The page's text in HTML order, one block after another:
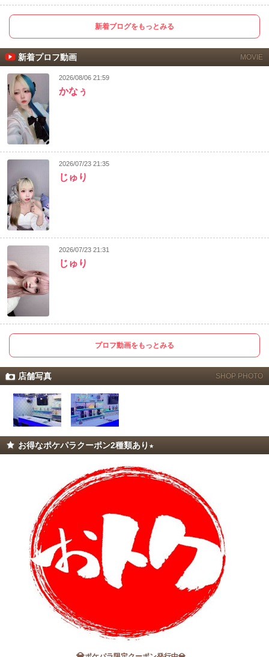
新着ブログをもっとみる
新着プロフ動画 MOVIE
2026/08/06 21:59
かなぅ
2026/07/23 21:35
じゅり
2026/07/23 21:31
じゅり
プロフ動画をもっとみる
店舗写真 SHOP PHOTO
お得なポケパラクーポン2種類あり★
このお店をシェアする
北海道